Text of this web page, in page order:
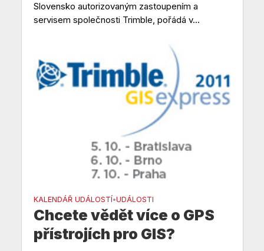
Slovensko autorizovaným zastoupením a
servisem společnosti Trimble, pořádá v...
KALENDÁŘ UDÁLOSTÍ•UDÁLOSTI
Chcete vědět více o GPS
přístrojích pro GIS?